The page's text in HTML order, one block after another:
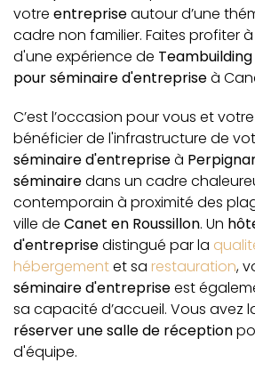
votre entrepriseautour d’une
cadre non familier. Faites profiter
d'une expérience de Teambuilding
pour séminaire d'entrepriseà
C’est l’occasion pour vous et votre
bénéficier de l'infrastructure de
séminaire d'entrepriseà
séminairedans un cadre
contemporain à proximité des
ville de Canet en Roussillon. Un
d'entreprisedistingué par la
hébergementet sa restauration,
séminaire d'entrepriseest
sa capacité d’accueil. Vous avez
réserver une salle de réception
d'équipe.